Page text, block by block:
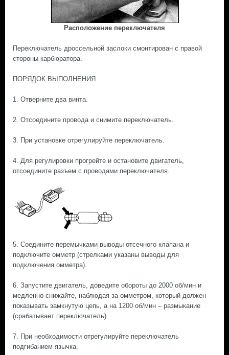
Расположение переключателя
Переключатель дроссельной заслоки смонтирован с правой
стороны карбюратора.
ПОРЯДОК ВЫПОЛНЕНИЯ
1. Отверните два винта.
2. Отсоедините провода и снимите переключатель.
3. При установке отрегулируйте переключатель.
4. Для регулировки прогрейте и остановите двигатель,
отсоедините разъем с проводами переключателя.
5. Соедините перемычками выводы отсечного клапана и
подключите омметр (стрелками указаны выводы для
подключения омметра).
6. Запустите двигатель, доведите обороты до 2000 об/мин и
медленно снижайте, наблюдая за омметром, который должен
показывать замкнутую цепь, а на 1200 об/мин – размыкание
(срабатывает переключатель).
7. При необходимости отрегулируйте переключатель
подгибанием язычка.